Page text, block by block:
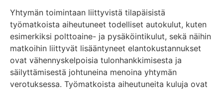
Yhtymän toimintaan liittyvistä tilapäisistä
työmatkoista aiheutuneet todelliset autokulut, kuten
esimerkiksi polttoaine- ja pysäköintikulut, sekä näihin
matkoihin liittyvät lisääntyneet elantokustannukset
ovat vähennyskelpoisia tulonhankkimisesta ja
säilyttämisestä johtuneina menoina yhtymän
verotuksessa. Työmatkoista aiheutuneita kuluja ovat